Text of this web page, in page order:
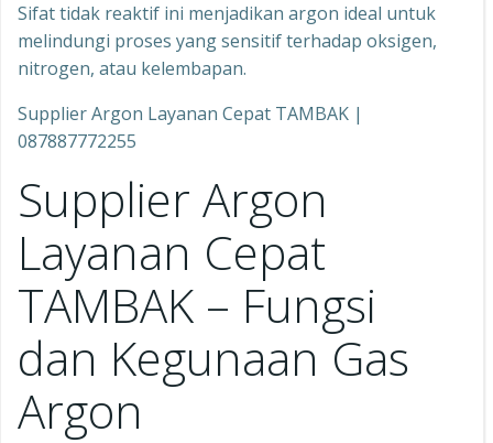
Sifat tidak reaktif ini menjadikan argon ideal untuk
melindungi proses yang sensitif terhadap oksigen,
nitrogen, atau kelembapan.
Supplier Argon Layanan Cepat TAMBAK |
087887772255
Supplier Argon
Layanan Cepat
TAMBAK – Fungsi
dan Kegunaan Gas
Argon